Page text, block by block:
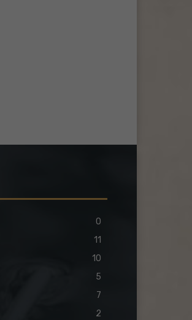
0
11
10
5
7
2